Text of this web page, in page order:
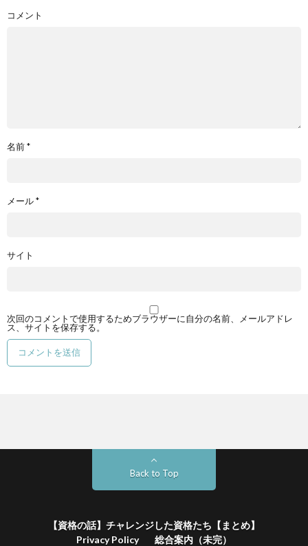
コメント
名前*
メール*
サイト
次回のコメントで使用するためブラウザーに自分の名前、メールアドレ
ス、サイトを保存する。
Back to Top
【資格の話】チャレンジした資格たち【まとめ】
Privacy Policy
総合案内（未完）